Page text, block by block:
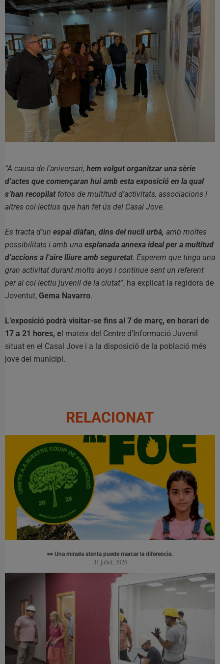
“A causa de l’aniversari, hem volgut organitzar una sèrie
d’actes que començaran hui amb esta exposició en la qual
s’han recopilat fotos de multitud d’activitats, associacions i
altres col·lectius que han fet ús del Casal Jove.
Es tracta d’un espai diàfan, dins del nucli urbà, amb moltes
possibilitats i amb una esplanada annexa ideal per a multitud
d’accions a l’aire lliure amb seguretat. Esperem que tinga una
gran activitat durant molts anys i continue sent un referent
per al col·lectiu juvenil de la ciutat”, ha explicat la regidora de
Joventut, Gema Navarro.
L’exposició podrà visitar-se fins al 7 de març, en horari de
17 a 21 hores, el mateix del Centre d’Informació Juvenil
situat en el Casal Jove i a la disposició de la població més
jove del municipi.
RELACIONAT
👀 Una mirada atenta puede marcar la diferencia.
31 juliol, 2026